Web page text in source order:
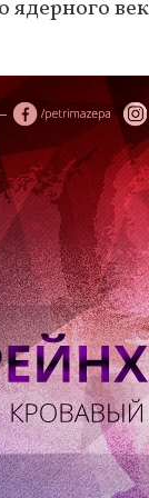
ядерного